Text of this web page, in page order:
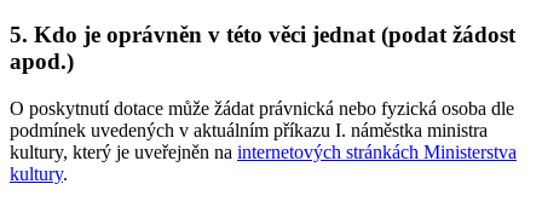
5. Kdo je oprávněn v této věci jednat (podat žádost
apod.)
O poskytnutí dotace může žádat právnická nebo fyzická osoba dle
podmínek uvedených v aktuálním příkazu I. náměstka ministra
kultury, který je uveřejněn na internetových stránkách Ministerstva
kultury.